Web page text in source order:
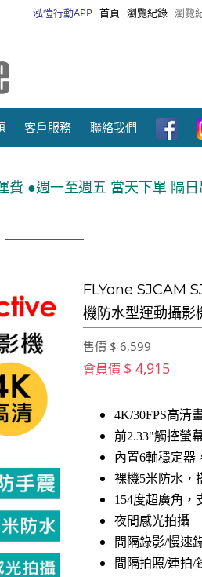
泓愷行動APP 首頁 瀏覽紀錄 瀏覽
客戶服務 聯絡我們
天下單 隔日出貨●運送方式:
FLYone SJCAM
機防水型運動攝影
售價 $ 6,599
會員價 $ 4,915
4K/30FPS高清
前2.33"觸控螢
內置6軸穩定器
裸機5米防水，
154度超廣角，
夜間感光拍攝
間隔錄影/慢速
間隔拍照/連拍/